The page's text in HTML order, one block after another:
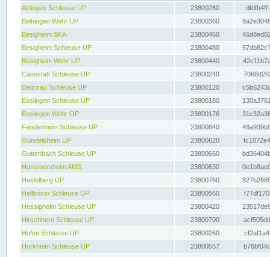
Aldingen Schleuse UP
23800280
Beihingen Wehr UP
23800360
Besigheim SKA
23800460
Besigheim Schleuse UP
23800480
Besigheim Wehr UP
23800440
Cannstatt Schleuse UP
23800240
Deizisau Schleuse UP
23800120
Esslingen Schleuse UP
23800180
Esslingen Wehr OP
23800176
Feudenheim Schleuse UP
23800840
Gundelsheim UP
23800620
Guttenbach Schleuse UP
23800660
Hassmersheim AMS
23800630
Heidelberg UP
23800760
Heilbronn Schleuse UP
23800560
Hessigheim Schleuse UP
23800420
Hirschhorn Schleuse UP
23800700
Hofen Schleuse UP
23800260
Horkheim Schleuse UP
23800557